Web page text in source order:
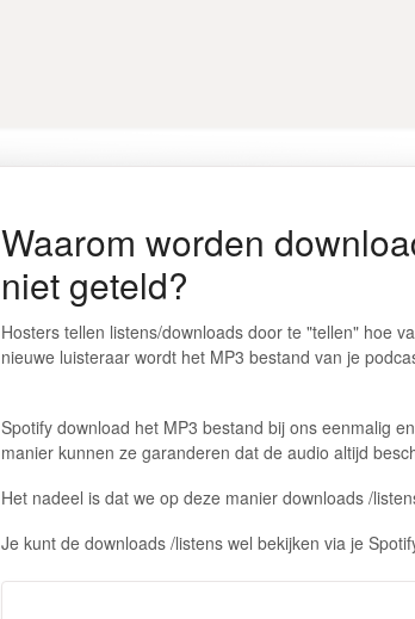
Waarom worden
niet geteld?
Hosters tellen listens/downloads door te "tellen" hoe
nieuwe luisteraar wordt het MP3 bestand van je
Spotify download het MP3 bestand bij ons eenmalig
manier kunnen ze garanderen dat de audio altijd
Het nadeel is dat we op deze manier downloads /
Je kunt de downloads /listens wel bekijken via je